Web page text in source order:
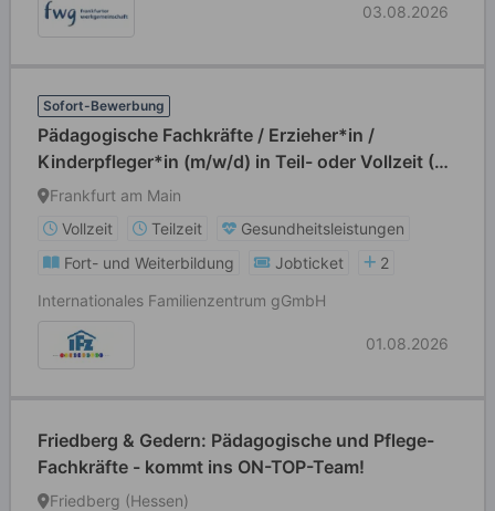
03.08.2026
Sofort-Bewerbung
Pädagogische Fachkräfte / Erzieher*in /
Kinderpfleger*in (m/w/d) in Teil- oder Vollzeit (39
Std./Wo)
Frankfurt am Main
Vollzeit
Teilzeit
Gesundheitsleistungen
Fort- und Weiterbildung
Jobticket
2
Internationales Familienzentrum gGmbH
01.08.2026
Friedberg & Gedern: Pädagogische und Pflege-
Fachkräfte - kommt ins ON-TOP-Team!
Friedberg (Hessen)